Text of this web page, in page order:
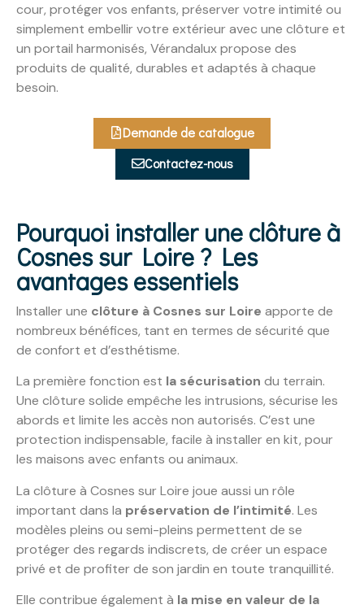
cour, protéger vos enfants, préserver votre intimité ou
simplement embellir votre extérieur avec une clôture et
un portail harmonisés, Vérandalux propose des
produits de qualité, durables et adaptés à chaque
besoin.
Demande de catalogue
Contactez-nous
Pourquoi installer une clôture à
Cosnes sur Loire ? Les
avantages essentiels
Installer une clôture à Cosnes sur Loire apporte de
nombreux bénéfices, tant en termes de sécurité que
de confort et d’esthétisme.
La première fonction est la sécurisation du terrain.
Une clôture solide empêche les intrusions, sécurise les
abords et limite les accès non autorisés. C’est une
protection indispensable, facile à installer en kit, pour
les maisons avec enfants ou animaux.
La clôture à Cosnes sur Loire joue aussi un rôle
important dans la préservation de l’intimité. Les
modèles pleins ou semi-pleins permettent de se
protéger des regards indiscrets, de créer un espace
privé et de profiter de son jardin en toute tranquillité.
Elle contribue également à la mise en valeur de la